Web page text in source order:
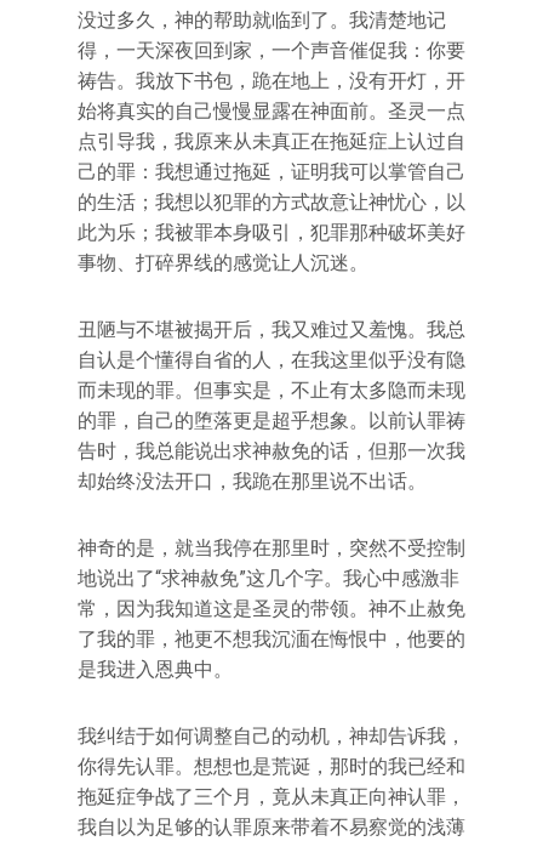
没过多久，神的帮助就临到了。我清楚地记
得，一天深夜回到家，一个声音催促我：你要
祷告。我放下书包，跪在地上，没有开灯，开
始将真实的自己慢慢显露在神面前。圣灵一点
点引导我，我原来从未真正在拖延症上认过自
己的罪：我想通过拖延，证明我可以掌管自己
的生活；我想以犯罪的方式故意让神忧心，以
此为乐；我被罪本身吸引，犯罪那种破坏美好
事物、打碎界线的感觉让人沉迷。
丑陋与不堪被揭开后，我又难过又羞愧。我总
自认是个懂得自省的人，在我这里似乎没有隐
而未现的罪。但事实是，不止有太多隐而未现
的罪，自己的堕落更是超乎想象。以前认罪祷
告时，我总能说出求神赦免的话，但那一次我
却始终没法开口，我跪在那里说不出话。
神奇的是，就当我停在那里时，突然不受控制
地说出了“求神赦免”这几个字。我心中感激非
常，因为我知道这是圣灵的带领。神不止赦免
了我的罪，祂更不想我沉湎在悔恨中，他要的
是我进入恩典中。
我纠结于如何调整自己的动机，神却告诉我，
你得先认罪。想想也是荒诞，那时的我已经和
拖延症争战了三个月，竟从未真正向神认罪，
我自以为足够的认罪原来带着不易察觉的浅薄